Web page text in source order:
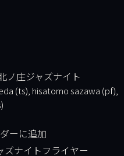
ノ庄ジャズナイト
(ts), hisatomo sazawa (pf),
ーに追加